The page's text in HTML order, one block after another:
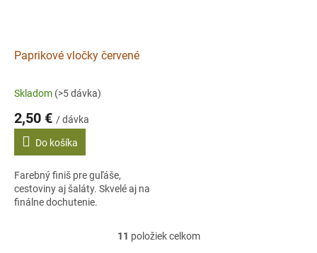
Paprikové vločky červené
Skladom (>5 dávka)
2,50 € / dávka
Do košíka
Farebný finiš pre guľáše,
cestoviny aj šaláty. Skvelé aj na
finálne dochutenie.
O
11 položiek celkom